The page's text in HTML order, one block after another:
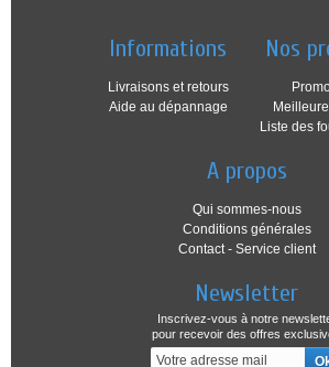
Informations
Livraisons et retours
Aide au dépannage
Nos
Liste des
A propos
Qui sommes-nous
Conditions générales
Contact - Service client
Newsletter
Inscrivez-vous à notre
pour recevoir des offres